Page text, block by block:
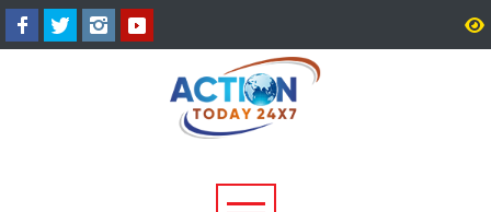
मसूरी में पूर्व सैनिक की संदिग्ध मौत,
पुलिस जांच में जुटी